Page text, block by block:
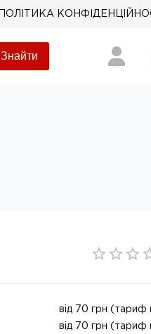
ПОЛІТИКА
Знайти
від 70 грн (тариф
від 70 грн (тариф